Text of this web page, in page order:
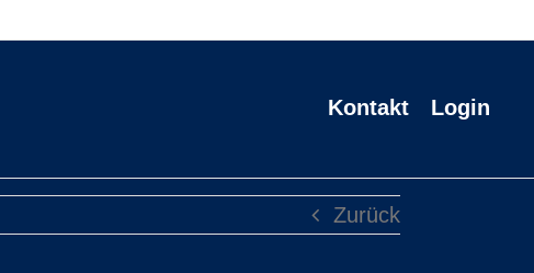
Kontakt Login
Zurück